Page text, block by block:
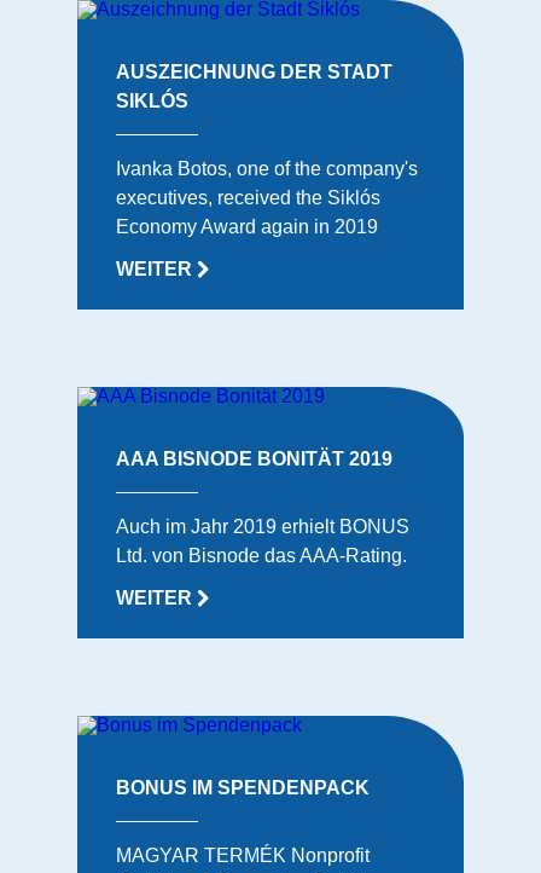
AUSZEICHNUNG DER STADT
SIKLÓS
Ivanka Botos, one of the company's
executives, received the Siklós
Economy Award again in 2019
WEITER
AAA BISNODE BONITÄT 2019
Auch im Jahr 2019 erhielt BONUS
Ltd. von Bisnode das AAA-Rating.
WEITER
BONUS IM SPENDENPACK
MAGYAR TERMÉK Nonprofit